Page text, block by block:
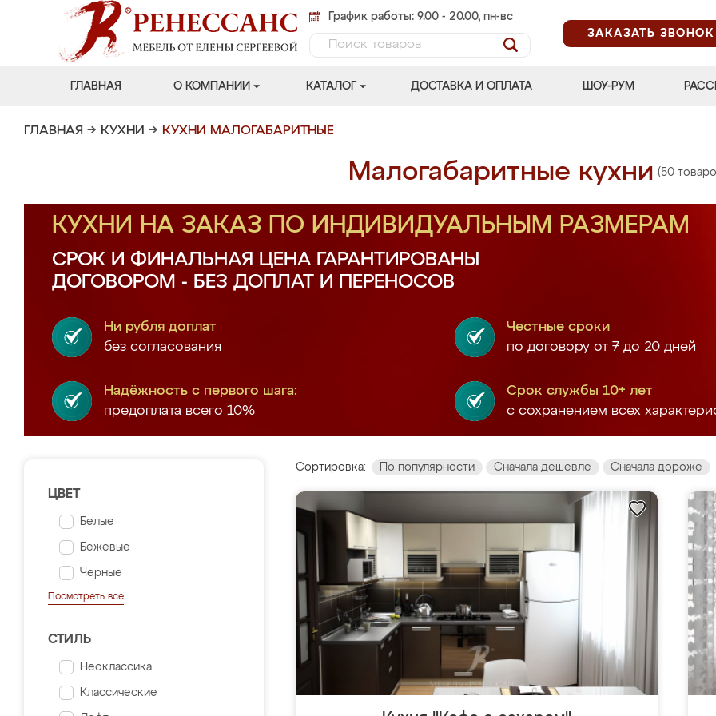
График работы: 9.00 - 20.00, пн-вс
ЗАКАЗАТЬ ЗВОНОК
ГЛАВНАЯ О КОМПАНИИ КАТАЛОГ ДОСТАВКА И ОПЛАТА ШОУ-РУМ
ГЛАВНАЯ → КУХНИ → КУХНИ МАЛОГАБАРИТНЫЕ
Малогабаритные кухни (50
КУХНИ НА ЗАКАЗ ПО ИНДИВИДУАЛЬНЫМ РАЗМЕРАМ
СРОК И ФИНАЛЬНАЯ ЦЕНА ГАРАНТИРОВАНЫ
ДОГОВОРОМ - БЕЗ ДОПЛАТ И ПЕРЕНОСОВ
Ни рубля доплат
без согласования
Честные сроки
по договору от 7 до 20 дней
Надёжность с первого шага:
предоплата всего 10%
Срок службы 10+ лет
с сохранением всех
ЦВЕТ
Белые
Бежевые
Черные
Посмотреть все
СТИЛЬ
Неоклассика
Классические
Сортировка: По популярности Сначала дешевле Сначала дороже